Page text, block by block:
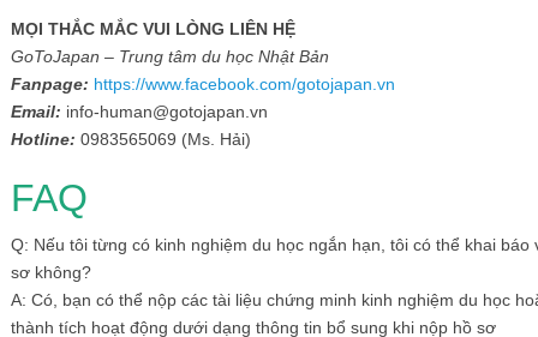
MỌI THẮC MẮC VUI LÒNG LIÊN HỆ
GoToJapan – Trung tâm du học Nhật Bản
Fanpage: https://www.facebook.com/gotojapan.vn
Email: info-human@gotojapan.vn
Hotline: 0983565069 (Ms. Hải)
FAQ
Q: Nếu tôi từng có kinh nghiệm du học ngắn hạn, tôi có thể khai báo
sơ không?
A: Có, bạn có thể nộp các tài liệu chứng minh kinh nghiệm du học
thành tích hoạt động dưới dạng thông tin bổ sung khi nộp hồ sơ